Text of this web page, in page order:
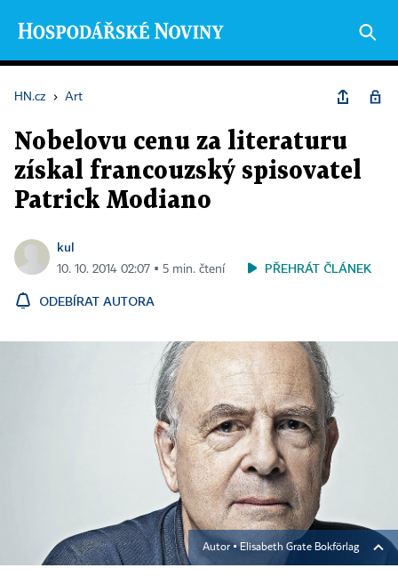
HN.cz › Art
Nobelovu cenu za literaturu
získal francouzský spisovatel
Patrick Modiano
kul
10. 10. 2014 02:07 ▪ 5 min. čtení PŘEHRÁT ČLÁNEK
ODEBÍRAT AUTORA
Autor ▪Elisabeth Grate Bokförlag